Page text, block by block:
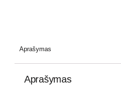
Aprašymas
Aprašymas